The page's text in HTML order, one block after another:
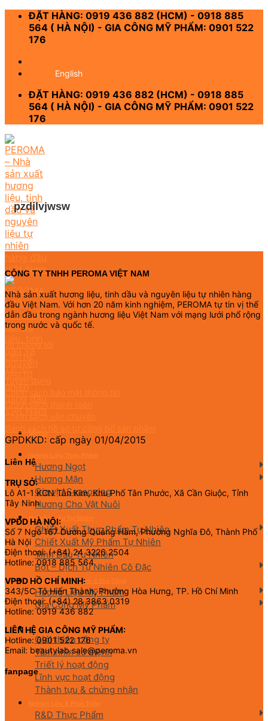
Skip
content
ĐẶT HÀNG: 0919 436 882 (HCM) - 0918 885
564 ( HÀ NỘI) - GIA CÔNG MỸ PHẨM: 0901 522
176
English
ĐẶT HÀNG: 0919 436 882 (HCM) - 0918 885
564 ( HÀ NỘI) - GIA CÔNG MỸ PHẨM: 0901 522
176
Hương Ngọt
Hương Mặn
Gia vị / Seasoning
Hương Cho Vật Nuôi
Nguyên Liệu Tự Nhiên
Chiết Xuất Thực Phẩm Tự Nhiên
Chiết Xuất Mỹ Phẩm Tự Nhiên
Tinh Dầu Tự Nhiên
Bột – Dịch Tự Nhiên Cô Đặc
Hương Liệu Mỹ Phẩm & Gia Công
Hương Liệu Mỹ Phẩm
Gia Công Mỹ Phẩm
Về chúng tôi
Giới thiệu công ty
Tầm nhìn sứ mệnh
Triết lý hoạt động
Lĩnh vực hoạt động
Thành tựu & chứng nhận
R&D Thực Phẩm
pzdilvjwsw
CÔNG TY TNHH PEROMA VIỆT NAM
Nhà sản xuất hương liệu, tinh dầu và nguyên liệu tự nhiên hàng
đầu Việt Nam. Với hơn 20 năm kinh nghiệm, PEROMA tự tin vị thế
dẫn đầu trong ngành hương liệu Việt Nam với mạng lưới phổ rộng
trong nước và quốc tế.
GPDKKD: cấp ngày 01/04/2015
Liên Hệ
TRỤ SỞ:
Lô A1-1 KCN Tân Kim, Khu Phố Tân Phước, Xã Cần Giuộc, Tỉnh
Tây Ninh
VPĐD HÀ NỘI:
Số 7 Ngõ 167 Dương Quảng Hàm, Phường Nghĩa Đô, Thành Phố
Hà Nội
Điện thoại: (+84) 24 3226 2504
Hotline: 0918 885 564
VPĐD HỒ CHÍ MINH:
343/5C Tô Hiến Thành, Phường Hòa Hưng, TP. Hồ Chí Minh
Điện thoại: (+84) 28 3863 0319
Hotline: 0919 436 882
LIÊN HỆ GIA CÔNG MỸ PHẨM:
Hotline: 0901 522 176
Email: beautylab.sale@peroma.vn
fanpage